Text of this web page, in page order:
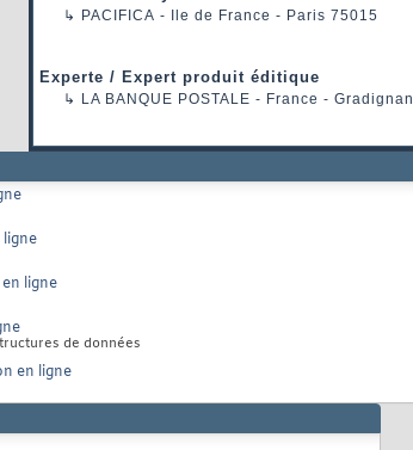
↳ PACIFICA - Ile de France - Paris 75015
Experte / Expert produit éditique
↳ LA BANQUE POSTALE - France - Gradignan
ligne
ligne
de données
en ligne